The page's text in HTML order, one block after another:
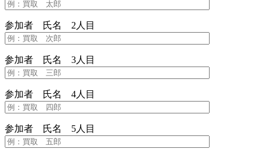
参加者 氏名 2人目
参加者 氏名 3人目
参加者 氏名 4人目
参加者 氏名 5人目